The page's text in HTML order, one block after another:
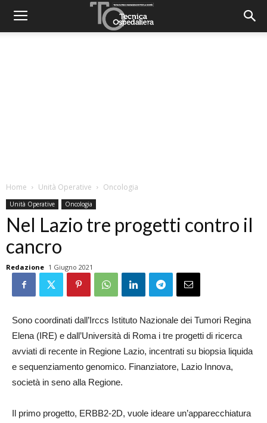
Home Unità Operative Oncologia
Unità Operative Oncologia
Nel Lazio tre progetti contro il
cancro
Redazione 1 Giugno 2021
Sono coordinati dall’Irccs Istituto Nazionale dei Tumori Regina
Elena (IRE) e dall’Università di Roma i tre progetti di ricerca
avviati di recente in Regione Lazio, incentrati su biopsia liquida
e sequenziamento genomico. Finanziatore, Lazio Innova,
società in seno alla Regione.
Il primo progetto, ERBB2-2D, vuole ideare un’apparecchiatura